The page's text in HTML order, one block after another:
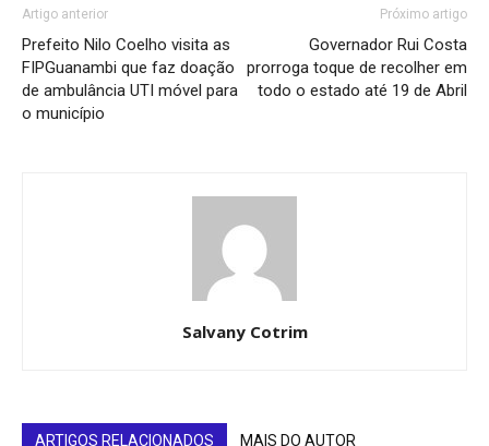
Artigo anterior
Prefeito Nilo Coelho visita as
FIPGuanambi que faz doação
de ambulância UTI móvel para
o município
Próximo artigo
Governador Rui Costa
prorroga toque de recolher em
todo o estado até 19 de Abril
Salvany Cotrim
ARTIGOS RELACIONADOS MAIS DO AUTOR